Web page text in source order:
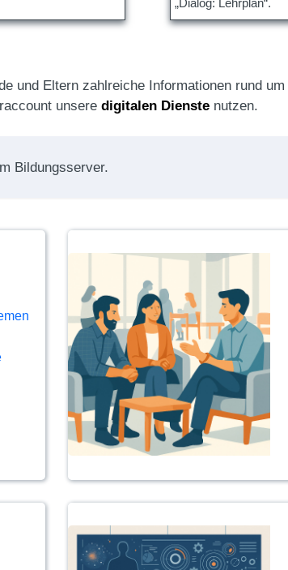
„Dialog: Lehrplan“.
und Eltern zahlreiche Informationen rund um
unsere digitalen Dienste nutzen.
Bildungsserver.